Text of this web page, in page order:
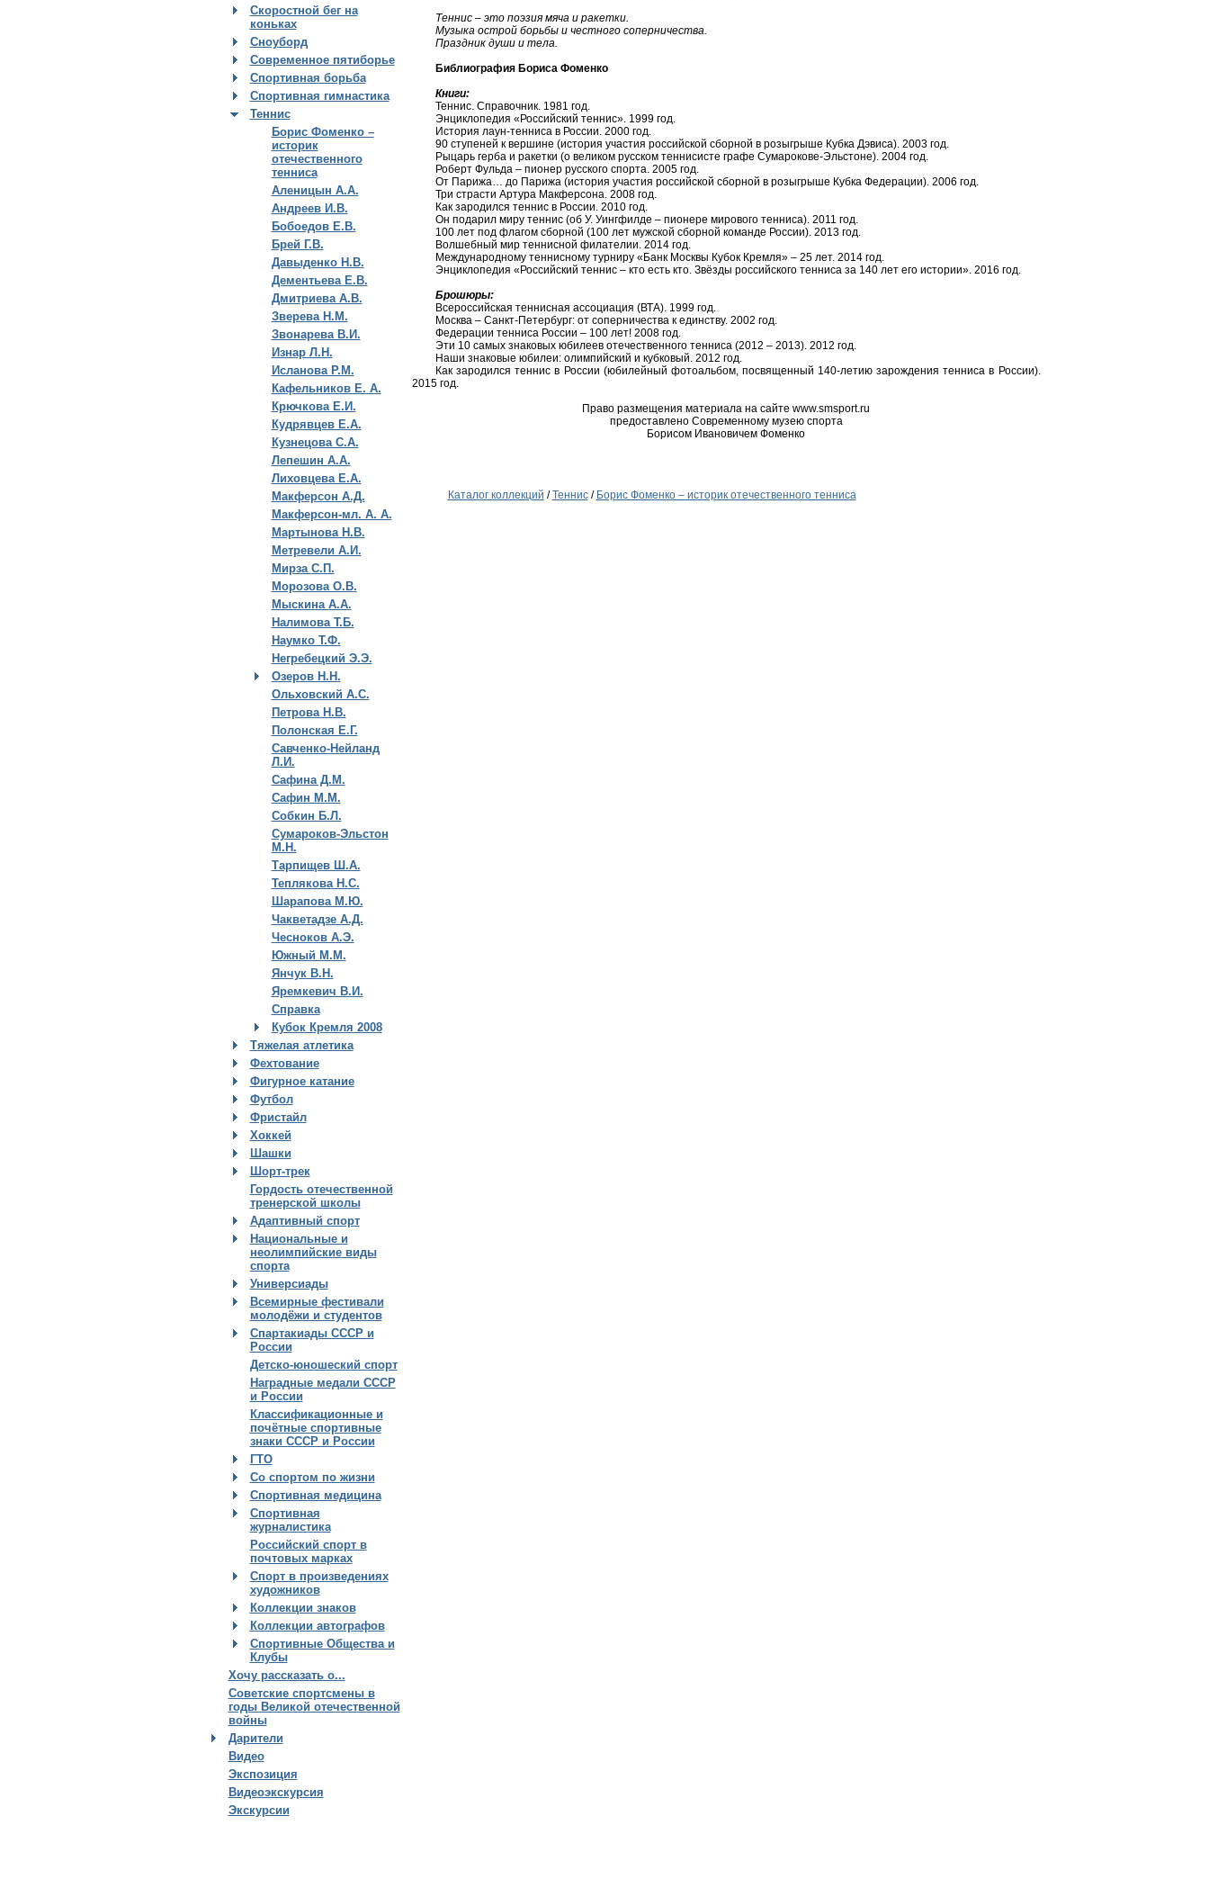
Скоростной бег на
коньках
Сноуборд
Современное пятиборье
Спортивная борьба
Спортивная гимнастика
Теннис
Борис Фоменко –
историк
отечественного
тенниса
Аленицын А.А.
Андреев И.В.
Бобоедов Е.В.
Брей Г.В.
Давыденко Н.В.
Дементьева Е.В.
Дмитриева А.В.
Зверева Н.М.
Звонарева В.И.
Изнар Л.Н.
Исланова Р.М.
Кафельников Е. А.
Крючкова Е.И.
Кудрявцев Е.А.
Кузнецова С.А.
Лепешин А.А.
Лиховцева Е.А.
Макферсон А.Д.
Макферсон-мл. А. А.
Мартынова Н.В.
Метревели А.И.
Мирза С.П.
Морозова О.В.
Мыскина А.А.
Налимова Т.Б.
Наумко Т.Ф.
Негребецкий Э.Э.
Озеров Н.Н.
Ольховский А.С.
Петрова Н.В.
Полонская Е.Г.
Савченко-Нейланд
Л.И.
Сафина Д.М.
Сафин М.М.
Собкин Б.Л.
Сумароков-Эльстон
М.Н.
Тарпищев Ш.А.
Теплякова Н.С.
Шарапова М.Ю.
Чакветадзе А.Д.
Чесноков А.Э.
Южный М.М.
Янчук В.Н.
Яремкевич В.И.
Справка
Кубок Кремля 2008
Тяжелая атлетика
Фехтование
Фигурное катание
Футбол
Фристайл
Хоккей
Шашки
Шорт-трек
Гордость отечественной
тренерской школы
Адаптивный спорт
Национальные и
неолимпийские виды
спорта
Универсиады
Всемирные фестивали
молодёжи и студентов
Спартакиады СССР и
России
Детско-юношеский спорт
Наградные медали СССР
и России
Классификационные и
почётные спортивные
знаки СССР и России
ГТО
Со спортом по жизни
Спортивная медицина
Спортивная
журналистика
Российский спорт в
почтовых марках
Спорт в произведениях
художников
Коллекции знаков
Коллекции автографов
Спортивные Общества и
Клубы
Хочу рассказать о...
Советские спортсмены в
годы Великой отечественной
войны
Дарители
Видео
Экспозиция
Видеоэкскурсия
Экскурсии
Теннис – это поэзия мяча и ракетки.
Музыка острой борьбы и честного соперничества.
Праздник души и тела.
Библиография Бориса Фоменко
Книги:
Теннис. Справочник. 1981 год.
Энциклопедия «Российский теннис». 1999 год.
История лаун-тенниса в России. 2000 год.
90 ступеней к вершине (история участия российской сборной в розыгрыше Кубка Дэвиса). 2003 год.
Рыцарь герба и ракетки (о великом русском теннисисте графе Сумарокове-Эльстоне). 2004 год.
Роберт Фульда – пионер русского спорта. 2005 год.
От Парижа… до Парижа (история участия российской сборной в розыгрыше Кубка Федерации). 2006 год.
Три страсти Артура Макферсона. 2008 год.
Как зародился теннис в России. 2010 год.
Он подарил миру теннис (об У. Уингфилде – пионере мирового тенниса). 2011 год.
100 лет под флагом сборной (100 лет мужской сборной команде России). 2013 год.
Волшебный мир теннисной филателии. 2014 год.
Международному теннисному турниру «Банк Москвы Кубок Кремля» – 25 лет. 2014 год.
Энциклопедия «Российский теннис – кто есть кто. Звёзды российского тенниса за 140 лет его истории». 2016 год.
Брошюры:
Всероссийская теннисная ассоциация (ВТА). 1999 год.
Москва – Санкт-Петербург: от соперничества к единству. 2002 год.
Федерации тенниса России – 100 лет! 2008 год.
Эти 10 самых знаковых юбилеев отечественного тенниса (2012 – 2013). 2012 год.
Наши знаковые юбилеи: олимпийский и кубковый. 2012 год.
Как зародился теннис в России (юбилейный фотоальбом, посвященный 140-летию зарождения тенниса в России).
2015 год.
Право размещения материала на сайте www.smsport.ru
предоставлено Современному музею спорта
Борисом Ивановичем Фоменко
Каталог коллекций /Теннис/ Борис Фоменко – историк отечественного тенниса